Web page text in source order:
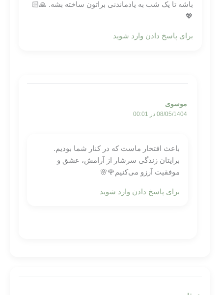
باشه تا یک شب به یادماندنی براتون ساخته بشه. 🙏🏻
💖
برای پاسخ دادن وارد شوید
موسوی
08/05/1404 در 00:01
باعث افتخار ماست که در کنار شما بودیم.
برایتان زندگی‌ سرشار از آرامش، عشق و
موفقیت آرزو می‌کنیم🌹🌸
برای پاسخ دادن وارد شوید